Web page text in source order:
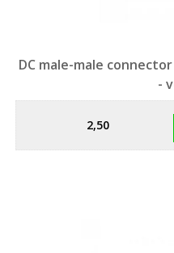
DC male-male
-
2,50